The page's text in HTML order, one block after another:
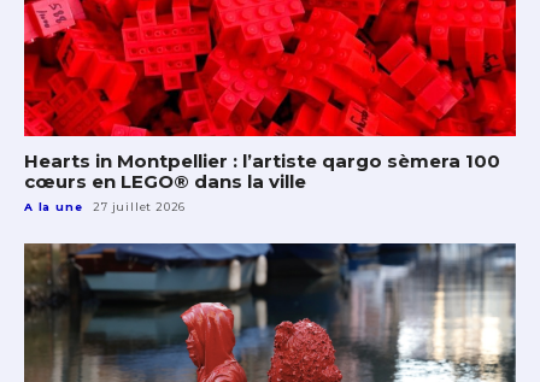
Hearts in Montpellier : l’artiste qargo sèmera 100
cœurs en LEGO® dans la ville
A la une 27 juillet 2026